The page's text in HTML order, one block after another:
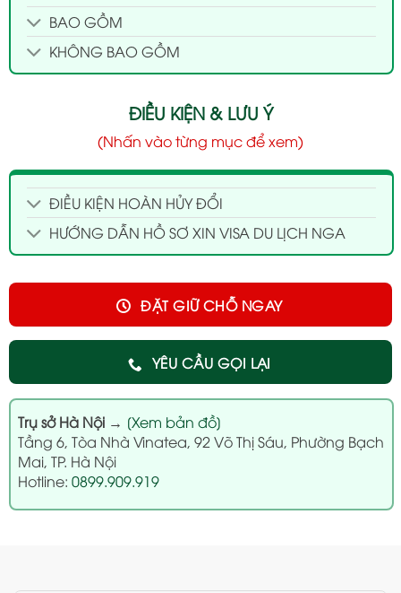
BAO GỒM
KHÔNG BAO GỒM
ĐIỀU KIỆN & LƯU Ý
(Nhấn vào từng mục để xem)
ĐIỀU KIỆN HOÀN HỦY ĐỔI
HƯỚNG DẪN HỒ SƠ XIN VISA DU LỊCH NGA
YÊU CẦU GỌI LẠI
ĐẶT GIỮ CHỖ NGAY
Trụ sở Hà Nội→ [Xem bản đồ]
Tầng 6, Tòa Nhà Vinatea, 92 Võ Thị Sáu, Phường Bạch
Mai, TP. Hà Nội
Hotline: 0899.909.919